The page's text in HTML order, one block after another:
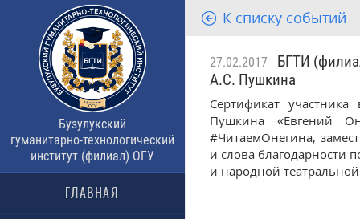
Бузулукский
гуманитарно-технологический
институт (филиал) ОГУ
ГЛАВНАЯ
К списку событий
27.02.2017
БГТИ
А.С. Пушкина
Сертификат
Пушкина «Евгений
#ЧитаемОнегина,
и слова благодарности
и народной